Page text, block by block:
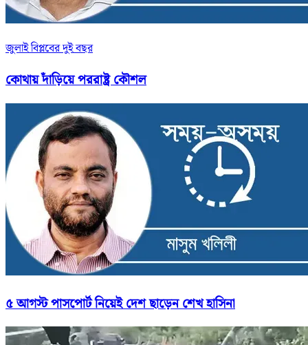
জুলাই বিপ্লবের দুই বছর
কোথায় দাঁড়িয়ে পররাষ্ট্র কৌশল
৫ আগস্ট পাসপোর্ট নিয়েই দেশ ছাড়েন শেখ হাসিনা